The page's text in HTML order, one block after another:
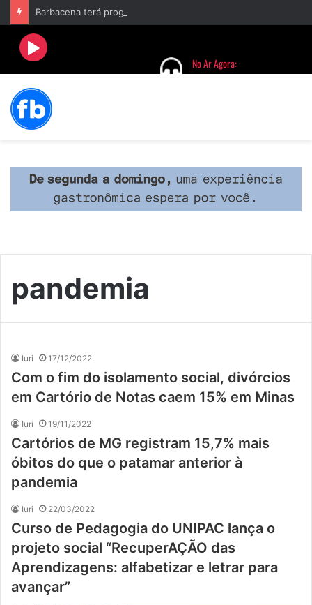
pandemia
Iuri 17/12/2022
Com o fim do isolamento social, divórcios
em Cartório de Notas caem 15% em Minas
Iuri 19/11/2022
Cartórios de MG registram 15,7% mais
óbitos do que o patamar anterior à
pandemia
Iuri 22/03/2022
Curso de Pedagogia do UNIPAC lança o
projeto social “RecuperAÇÃO das
Aprendizagens: alfabetizar e letrar para
avançar”